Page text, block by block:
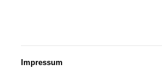
Impressum